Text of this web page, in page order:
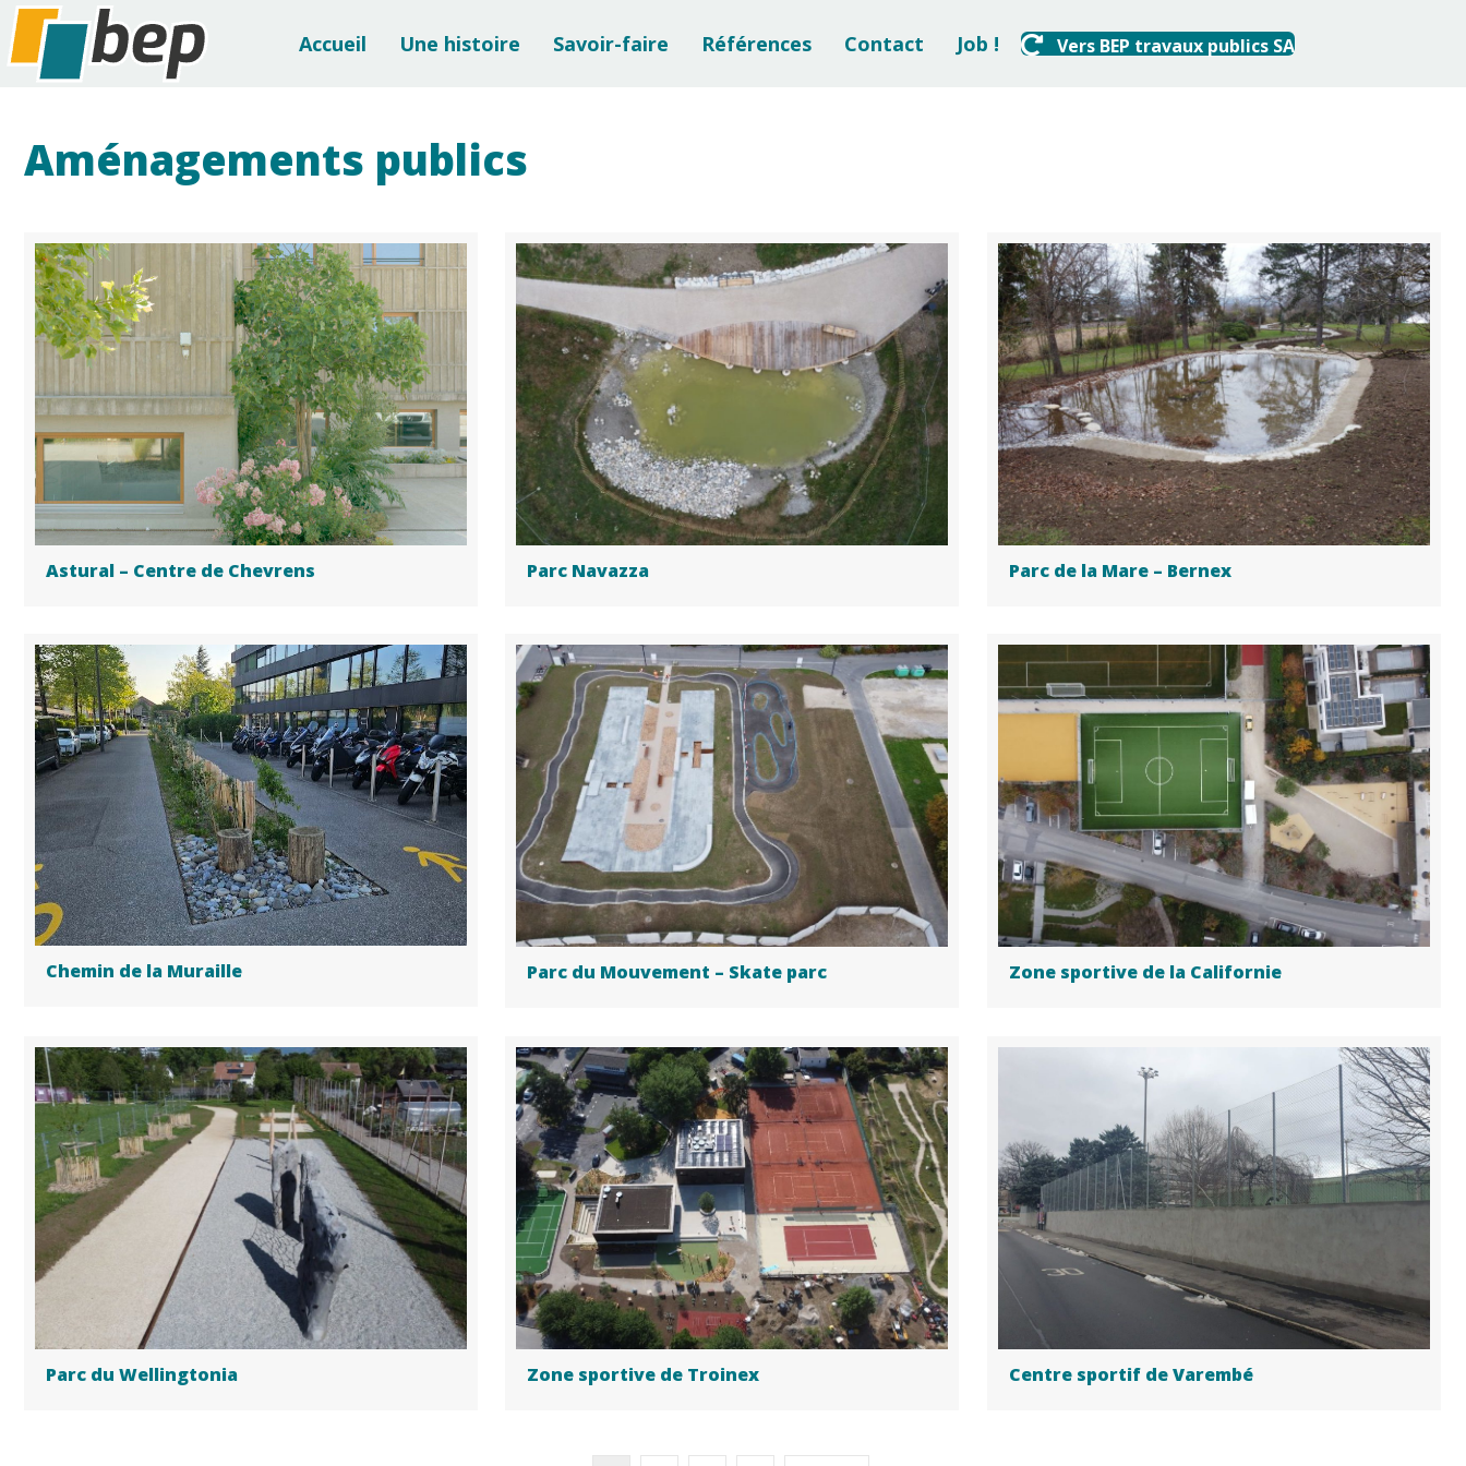
Accueil Une histoire Savoir-faire Références Contact Job ! Vers BEP travaux publics SA
Aménagements publics
Astural – Centre de Chevrens Parc Navazza Parc de la Mare – Bernex
Chemin de la Muraille Parc du Mouvement – Skate parc Zone sportive de la Californie
Parc du Wellingtonia Zone sportive de Troinex Centre sportif de Varembé